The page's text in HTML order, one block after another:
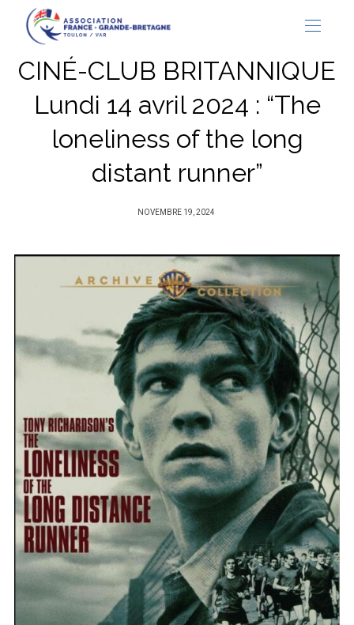
CINÉ-CLUB BRITANNIQUE
Lundi 14 avril 2024 : “The
loneliness of the long
distant runner”
PUBLIÉ
NOVEMBRE 19, 2024